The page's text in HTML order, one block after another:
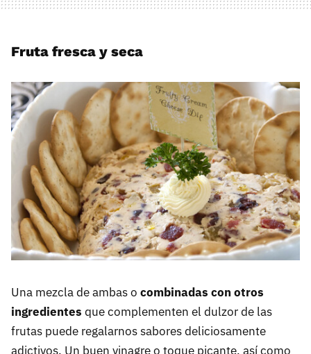
Fruta fresca y seca
Una mezcla de ambas o combinadas con otros
ingredientes que complementen el dulzor de las
frutas puede regalarnos sabores deliciosamente
adictivos. Un buen vinagre o toque picante, así como